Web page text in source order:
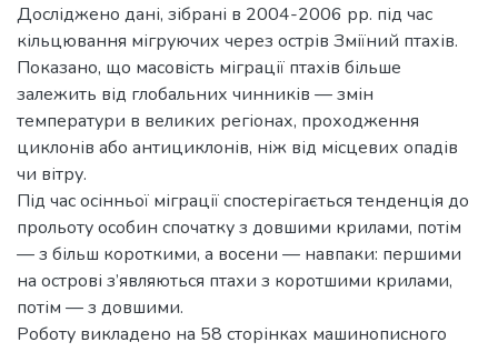
Досліджено дані, зібрані в 2004-2006 рр. під час
кільцювання мігруючих через острів Зміїний птахів.
Показано, що масовість міграції птахів більше
залежить від глобальних чинників — змін
температури в великих регіонах, проходження
циклонів або антициклонів, ніж від місцевих опадів
чи вітру.
Під час осінньої міграції спостерігається тенденція до
прольоту особин спочатку з довшими крилами, потім
— з більш короткими, а восени — навпаки: першими
на острові з’являються птахи з коротшими крилами,
потім — з довшими.
Роботу викладено на 58 сторінках машинописного